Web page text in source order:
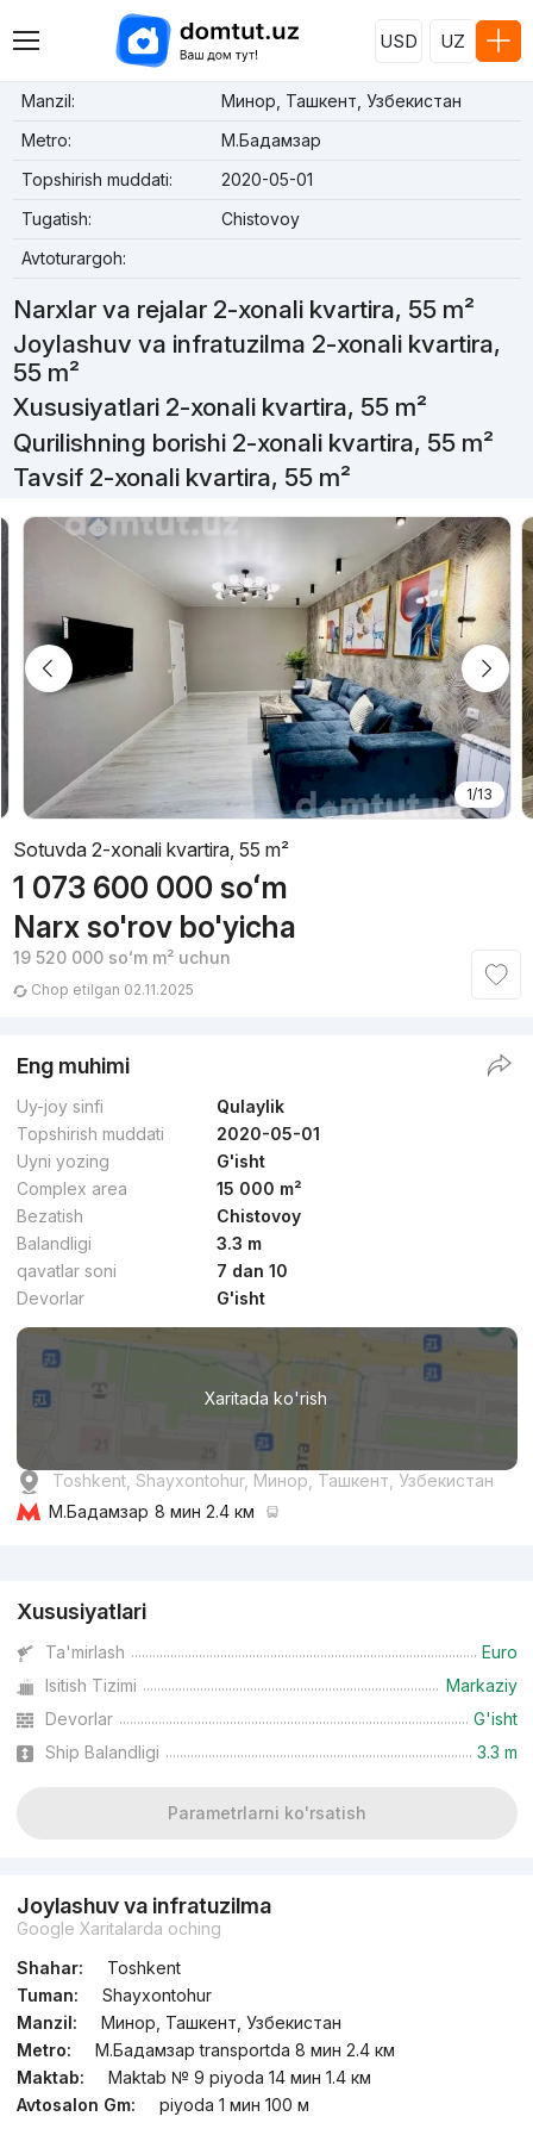
USD UZ
Manzil:
Минор, Ташкент, Узбекистан
Metro:
М.Бадамзар
Topshirish muddati:
2020-05-01
Tugatish:
Chistovoy
Avtoturargoh:
Narxlar va rejalar 2-xonali kvartira, 55 m²
Joylashuv va infratuzilma 2-xonali kvartira,
55 m²
Xususiyatlari 2-xonali kvartira, 55 m²
Qurilishning borishi 2-xonali kvartira, 55 m²
Tavsif 2-xonali kvartira, 55 m²
1/13
Sotuvda 2-xonali kvartira, 55 m²
1 073 600 000 soʻm
Narx so'rov bo'yicha
19 520 000 soʻmm² uchun
Chop etilgan 02.11.2025
Eng muhimi
Uy-joy sinfi
Qulaylik
Topshirish muddati
2020-05-01
Uyni yozing
G'isht
Complex area
15 000 m²
Bezatish
Chistovoy
Balandligi
3.3 m
qavatlar soni
7 dan 10
Devorlar
G'isht
Xaritada ko'rish
Toshkent, Shayxontohur, Минор, Ташкент, Узбекистан
М.Бадамзар 8 мин 2.4 км
Xususiyatlari
Ta'mirlash
Euro
Isitish Tizimi
Markaziy
Devorlar
G'isht
Ship Balandligi
3.3 m
Parametrlarni ko'rsatish
Joylashuv va infratuzilma
Google Xaritalarda oching
Shahar:
Toshkent
Tuman:
Shayxontohur
Manzil:
Минор, Ташкент, Узбекистан
Metro:
М.Бадамзар transportda 8 мин 2.4 км
Maktab:
Maktab № 9 piyoda 14 мин 1.4 км
Avtosalon Gm:
piyoda 1 мин 100 м